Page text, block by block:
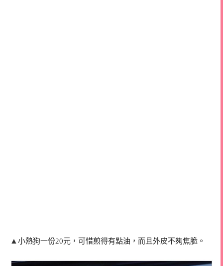
▲ 小熱狗一份20元，可惜煎得有點油，而且外皮不夠焦脆。